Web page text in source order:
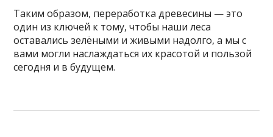
Таким образом, переработка древесины — это
один из ключей к тому, чтобы наши леса
оставались зелёными и живыми надолго, а мы с
вами могли наслаждаться их красотой и пользой
сегодня и в будущем.